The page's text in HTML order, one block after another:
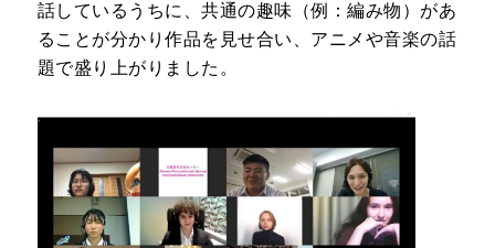
話しているうちに、共通の趣味（例：編み物）があ
ることが分かり作品を見せ合い、アニメや音楽の話
題で盛り上がりました。